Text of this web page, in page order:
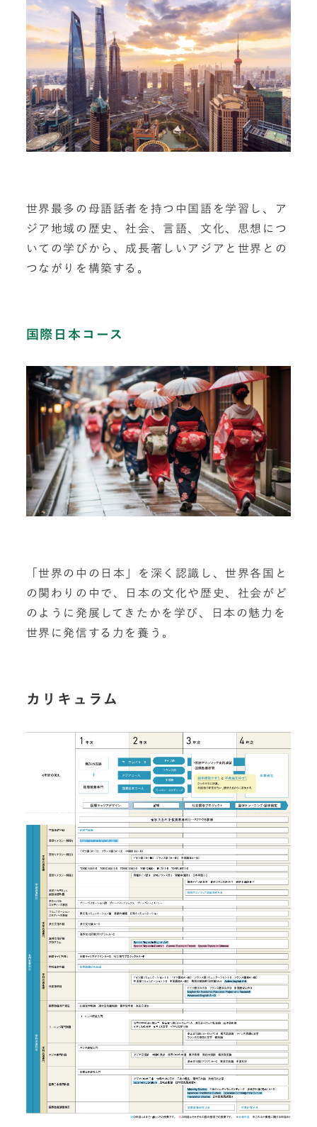
世界最多の母語話者を持つ中国語を学習し、ア
ジア地域の歴史、社会、言語、文化、思想につ
いての学びから、成長著しいアジアと世界との
つながりを構築する。
国際日本コース
「世界の中の日本」を深く認識し、世界各国と
の関わりの中で、日本の文化や歴史、社会がど
のように発展してきたかを学び、日本の魅力を
世界に発信する力を養う。
カリキュラム